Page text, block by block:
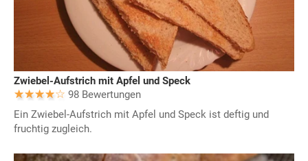
Zwiebel-Aufstrich mit Apfel und Speck
98 Bewertungen
Ein Zwiebel-Aufstrich mit Apfel und Speck ist deftig und
fruchtig zugleich.